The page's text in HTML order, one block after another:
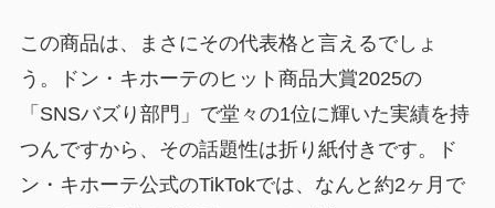
この商品は、まさにその代表格と言えるでしょ
う。ドン・キホーテのヒット商品大賞2025の
「SNSバズり部門」で堂々の1位に輝いた実績を持
つんですから、その話題性は折り紙付きです。ド
ン・キホーテ公式のTikTokでは、なんと約2ヶ月で